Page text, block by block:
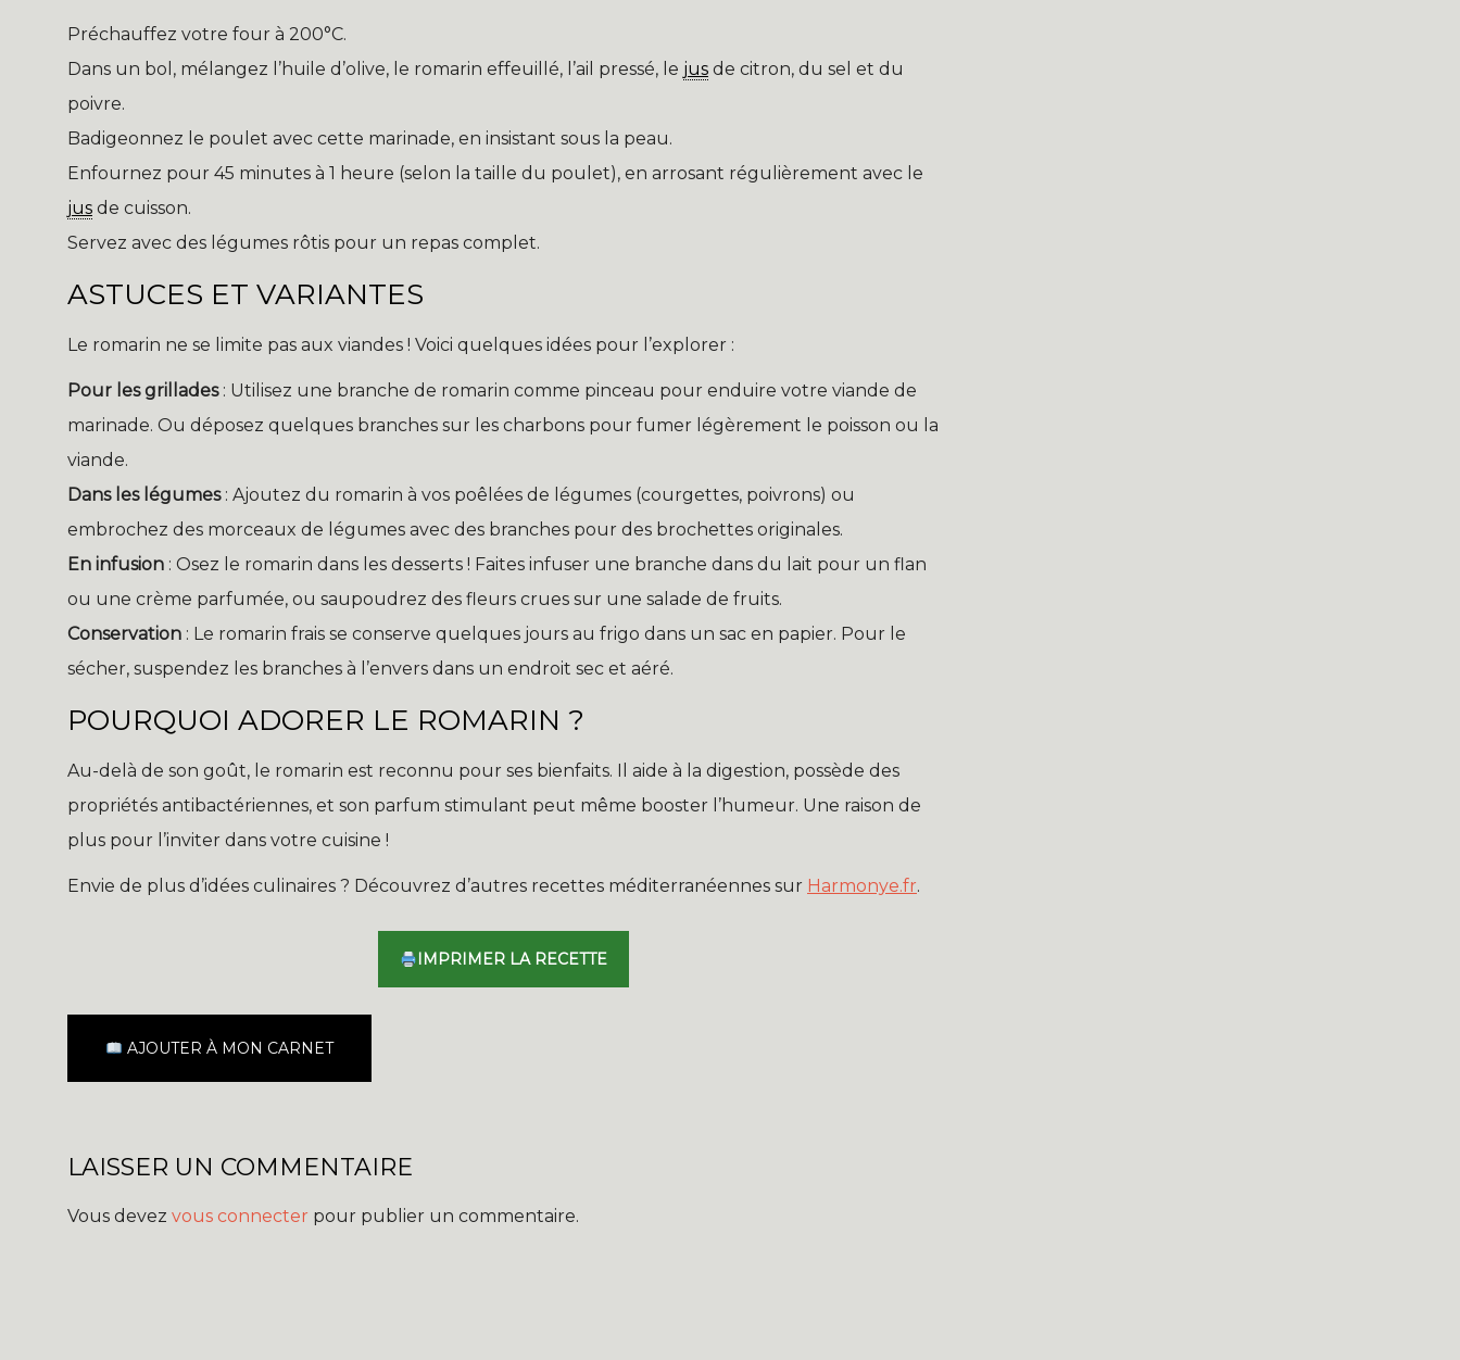
Préchauffez votre four à 200°C.
Dans un bol, mélangez l’huile d’olive, le romarin effeuillé, l’ail pressé, le jus de citron, du sel et du
poivre.
Badigeonnez le poulet avec cette marinade, en insistant sous la peau.
Enfournez pour 45 minutes à 1 heure (selon la taille du poulet), en arrosant régulièrement avec le
jus de cuisson.
Servez avec des légumes rôtis pour un repas complet.
ASTUCES ET VARIANTES
Le romarin ne se limite pas aux viandes ! Voici quelques idées pour l’explorer :
Pour les grillades: Utilisez une branche de romarin comme pinceau pour enduire votre viande de
marinade. Ou déposez quelques branches sur les charbons pour fumer légèrement le poisson ou la
viande.
Dans les légumes: Ajoutez du romarin à vos poêlées de légumes (courgettes, poivrons) ou
embrochez des morceaux de légumes avec des branches pour des brochettes originales.
En infusion : Osez le romarin dans les desserts ! Faites infuser une branche dans du lait pour un flan
ou une crème parfumée, ou saupoudrez des fleurs crues sur une salade de fruits.
Conservation : Le romarin frais se conserve quelques jours au frigo dans un sac en papier. Pour le
sécher, suspendez les branches à l’envers dans un endroit sec et aéré.
POURQUOI ADORER LE ROMARIN ?
Au-delà de son goût, le romarin est reconnu pour ses bienfaits. Il aide à la digestion, possède des
propriétés antibactériennes, et son parfum stimulant peut même booster l’humeur. Une raison de
plus pour l’inviter dans votre cuisine !
Envie de plus d’idées culinaires ? Découvrez d’autres recettes méditerranéennes sur Harmonye.fr.
IMPRIMER LA RECETTE
AJOUTER À MON CARNET
LAISSER UN COMMENTAIRE
Vous devez vous connecter pour publier un commentaire.